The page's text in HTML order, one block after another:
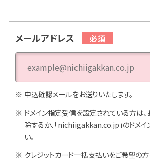
メールアドレス
申込確認メールをお送りいたします。
ドメイン指定受信を設定されている方は
除するか、「nichiigakkan.co.jp」のドメイ
い。
クレジットカード一括支払いをご希望の